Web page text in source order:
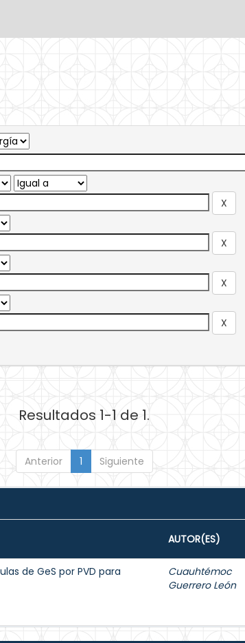
Resultados 1-1 de 1.
Anterior 1 Siguiente
AUTOR(ES)
de GeS por PVD para
Cuauhtémoc
Guerrero León